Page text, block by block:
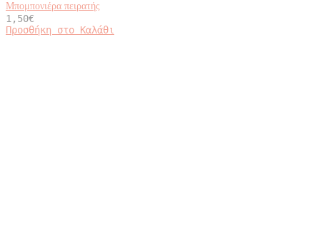
Μπομπονιέρα πειρατής
1,50€
Προσθήκη στο Καλάθι